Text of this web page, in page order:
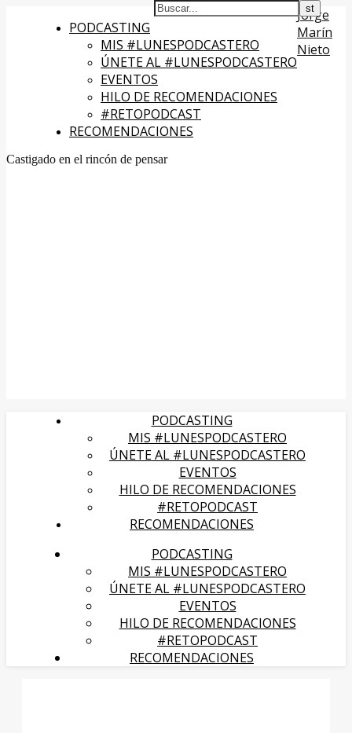
PODCASTING
MIS #LUNESPODCASTERO
ÚNETE AL #LUNESPODCASTERO
EVENTOS
HILO DE RECOMENDACIONES
#RETOPODCAST
RECOMENDACIONES
Jorge
Marín
Nieto
Castigado en el rincón de pensar
PODCASTING
MIS #LUNESPODCASTERO
ÚNETE AL #LUNESPODCASTERO
EVENTOS
HILO DE RECOMENDACIONES
#RETOPODCAST
RECOMENDACIONES
PODCASTING
MIS #LUNESPODCASTERO
ÚNETE AL #LUNESPODCASTERO
EVENTOS
HILO DE RECOMENDACIONES
#RETOPODCAST
RECOMENDACIONES